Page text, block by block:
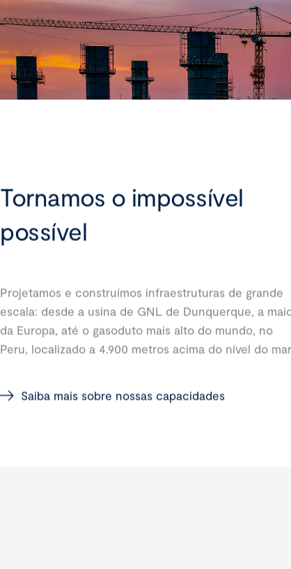
Tornamos o impossível
possível
Projetamos e construímos infraestruturas de grande
escala: desde a usina de GNL de Dunquerque, a maior
da Europa, até o gasoduto mais alto do mundo, no
Peru, localizado a 4.900 metros acima do nível do mar.
Saiba mais sobre nossas capacidades